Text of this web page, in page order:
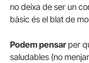
no deixa de ser un
bàsic és el blat de
Podem pensarper
saludables (no